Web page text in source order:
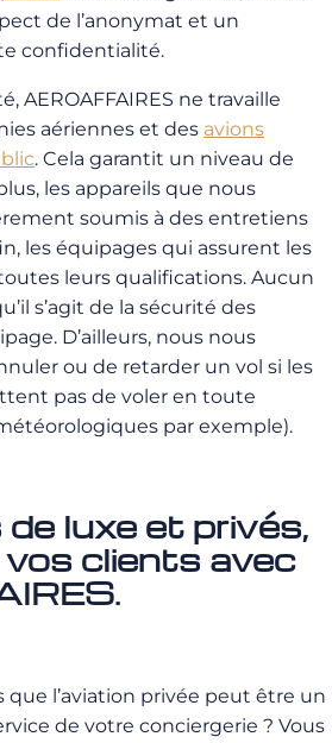
de l’anonymat et un
confidentialité.
AEROAFFAIRES ne travaille
aériennes et des avions
. Cela garantit un niveau de
les appareils que nous
soumis à des entretiens
les équipages qui assurent les
leurs qualifications. Aucun
s’agit de la sécurité des
D’ailleurs, nous nous
ou de retarder un vol si les
pas de voler en toute
par exemple).
luxe et privés,
clients avec
que l’aviation privée peut être un
de votre conciergerie ? Vous